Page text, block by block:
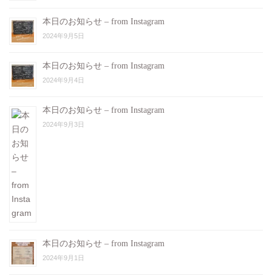
本日のお知らせ – from Instagram
2024年9月5日
本日のお知らせ – from Instagram
2024年9月4日
本日のお知らせ – from Instagram
2024年9月3日
本日のお知らせ – from Instagram
2024年9月1日